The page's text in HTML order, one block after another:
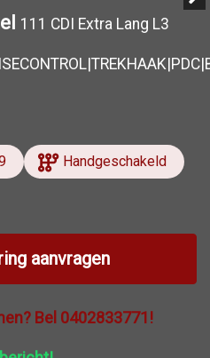
111 CDI Extra Lang L3
Handgeschakeld
aanvragen
Bel 0402833771!